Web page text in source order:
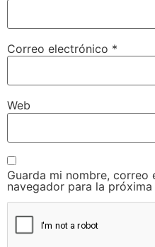
Correo electrónico *
Web
Guarda mi nombre,
navegador para la